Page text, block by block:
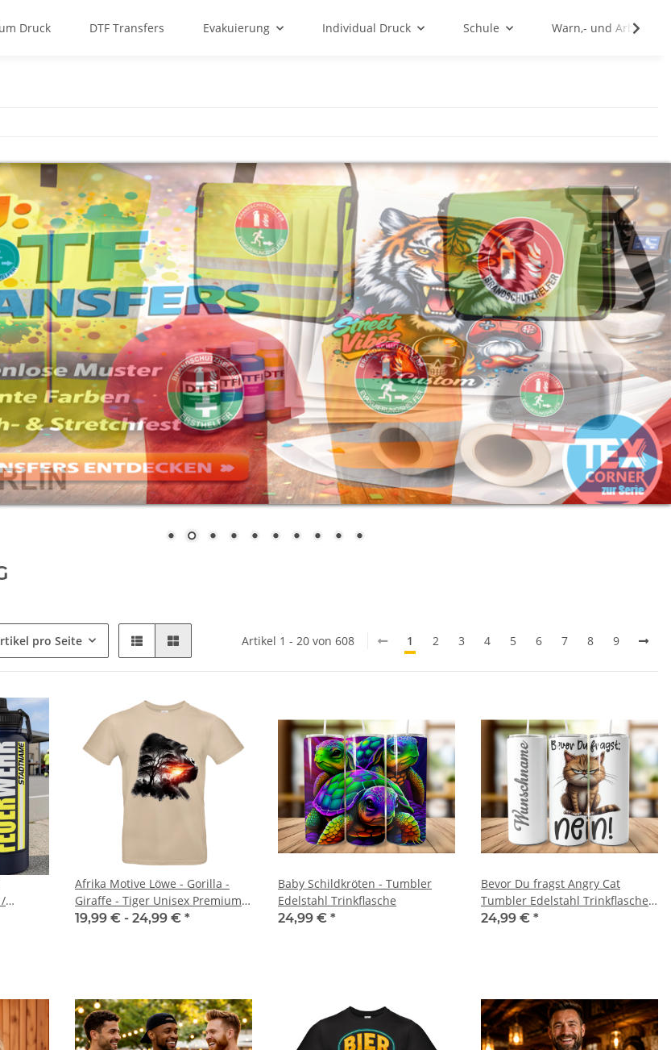
Druck DTF Transfers Evakuierung Individual Druck Schule Warn,- und
pro Seite Artikel 1 - 20 von 608 1 2 3 4 5 6 7 8 9
+
Afrika Motive Löwe - Gorilla -
Giraffe - Tiger Unisex Premium
T-Shirt
19,99 € - 24,99 € *
Baby Schildkröten - Tumbler
Edelstahl Trinkflasche
24,99 € *
Bevor Du fragst Angry Cat
Tumbler Edelstahl Trinkflasche
inkl Wunschnamen
24,99 € *